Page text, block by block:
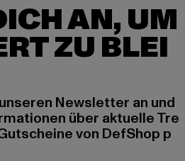
AN, UM
ZU BLEI
Newsletter an und
über aktuelle Tre
von DefShop p